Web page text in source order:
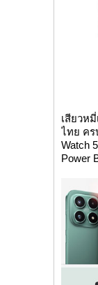
เสียวห
ไทย คร
Watch
Power